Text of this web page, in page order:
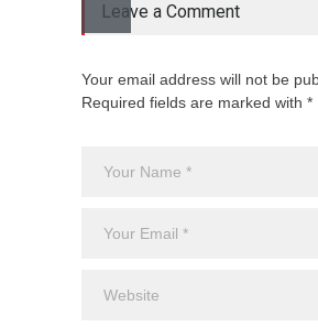
Leave a Comment
Your email address will not be
Required fields are marked with *